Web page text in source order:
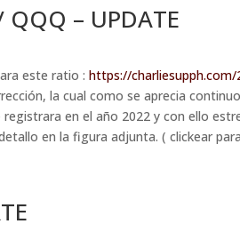
QQQ – UPDATE
este ratio :https://
la cual como se aprecia
en el año 2022 y con ello
en la figura adjunta. ( clickear